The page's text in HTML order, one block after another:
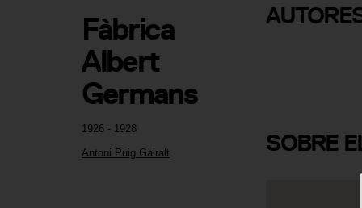
1926 - 1928
Antoni Puig Gairalt
Fàbrica
Albert
Germans
Antoni
SOBRE